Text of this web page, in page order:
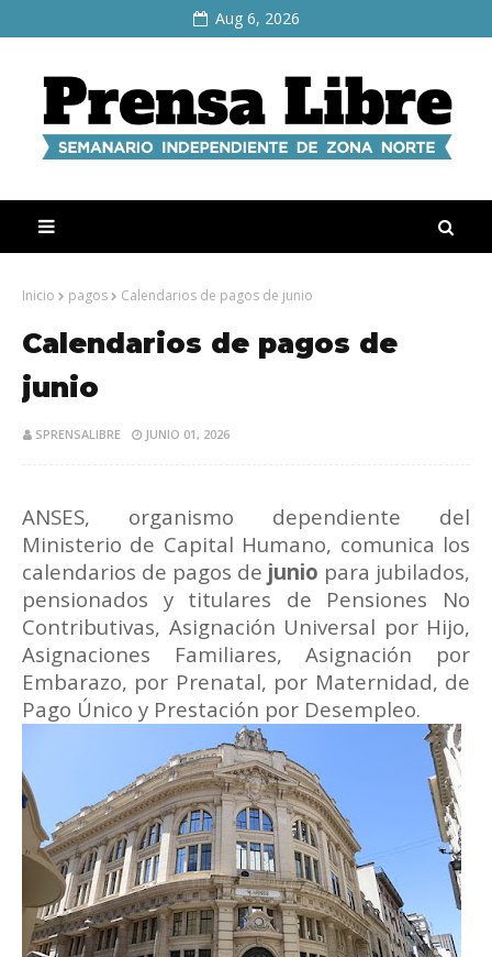
Aug 6, 2026
Inicio pagos Calendarios de pagos de junio
Calendarios de pagos de
junio
SPRENSALIBRE JUNIO 01, 2026
ANSES, organismo dependiente del
Ministerio de Capital Humano, comunica los
calendarios de pagos de junio para jubilados,
pensionados y titulares de Pensiones No
Contributivas, Asignación Universal por Hijo,
Asignaciones Familiares, Asignación por
Embarazo, por Prenatal, por Maternidad, de
Pago Único y Prestación por Desempleo.